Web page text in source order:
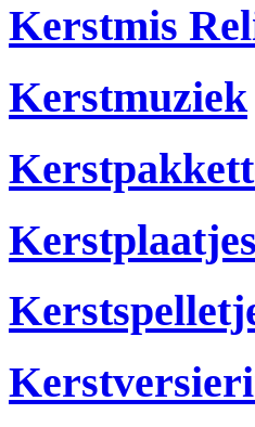
Kerstmis
Kerstmuziek
Kerstplaatjes